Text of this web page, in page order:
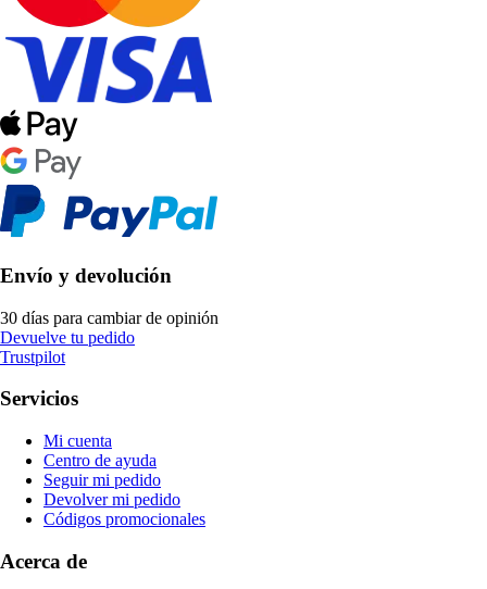
Envío y devolución
30 días para cambiar de opinión
Devuelve tu pedido
Trustpilot
Servicios
Mi cuenta
Centro de ayuda
Seguir mi pedido
Devolver mi pedido
Códigos promocionales
Acerca de